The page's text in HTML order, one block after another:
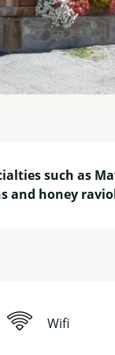
such as
and honey
Wifi